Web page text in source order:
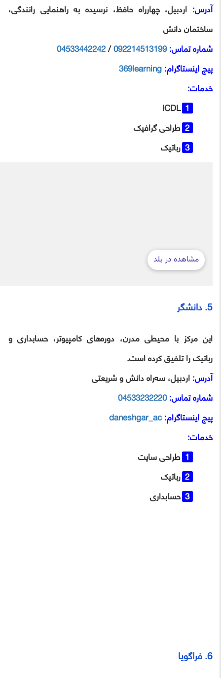
آدرس: اردبیل، چهارراه حافظ، نرسیده به راهنمایی رانندگی،
ساختمان دانش
شماره تماس:092214513199
/
04533442242
پیج اینستاگرام:369learning
خدمات:
ICDL
طراحی گرافیک
رباتیک
5. دانشگر
این مرکز با محیطی مدرن، دوره‌های کامپیوتر، حسابداری و
رباتیک را تلفیق کرده است.
آدرس:اردبیل، سه‌راه دانش و شریعتی
شماره تماس:04533232220
پیج اینستاگرام:daneshgar_ac
خدمات:
طراحی سایت
رباتیک
حسابداری
6. فراگویا